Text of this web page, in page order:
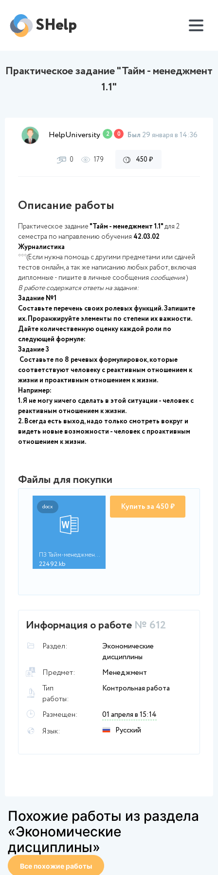
SHelp
Практическое задание "Тайм - менеджмент
1.1"
HelpUniversity 2 0 Был 29 января в 14:36
0 179 450 ₽
Описание работы
Практическое задание "Тайм - менеджмент 1.1"для 2
семестра по направлению обучения 42.03.02
Журналистика
***(Если нужна помощь с другими предметами или сдачей
тестов онлайн, а так же написанию любых работ, включая
дипломные - пишите в личные сообщения сообщения)
В работе содержатся ответы на задания:
Задание №1
Составьте перечень своих ролевых функций. Запишите
их. Проранжируйте элементы по степени их важности.
Дайте количественную оценку каждой роли по
следующей формуле:
Задание 3
Составьте по 8 речевых формулировок, которые
соответствуют человеку с реактивным отношением к
жизни и проактивным отношением к жизни.
Например:
1. Я не могу ничего сделать в этой ситуации - человек с
реактивным отношением к жизни.
2. Всегда есть выход, надо только смотреть вокруг и
видеть новые возможности - человек с проактивным
отношением к жизни.
Файлы для покупки
docx
ПЗ Тайм-менеджмент (...
22492.kb
Купить за 450 ₽
Информация о работе № 612
Раздел:
Экономические
дисциплины
Предмет:
Менеджмент
Тип
работы:
Контрольная работа
Размещен:
01 апреля в 15:14
Язык:
Русский
Похожие работы из раздела
«Экономические
дисциплины»
Все похожие работы